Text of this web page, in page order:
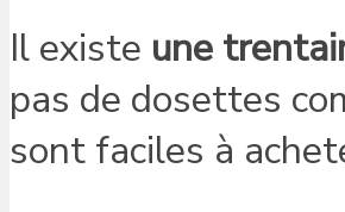
Il existe une
pas de dosettes
sont faciles à